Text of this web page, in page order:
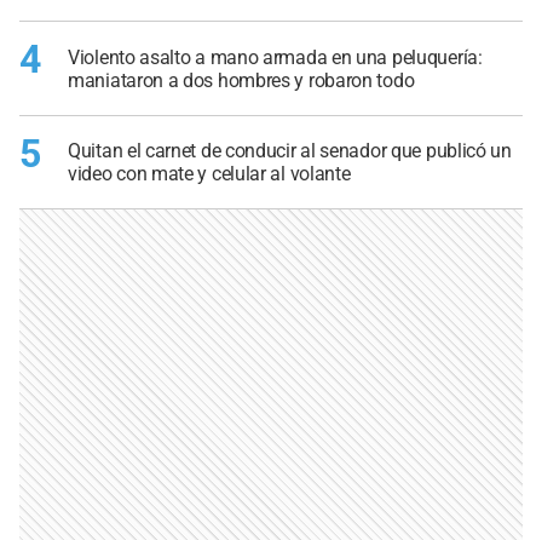
4
Violento asalto a mano armada en una peluquería:
maniataron a dos hombres y robaron todo
5
Quitan el carnet de conducir al senador que publicó un
video con mate y celular al volante